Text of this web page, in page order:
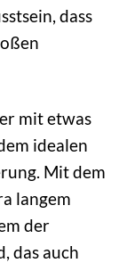
dass
mit etwas
idealen
Mit dem
langem
der
das auch